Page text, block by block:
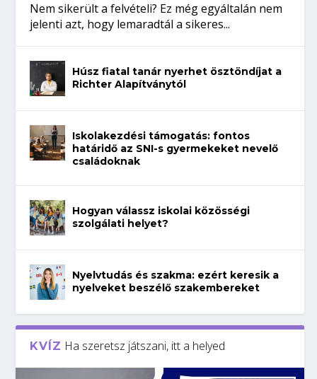
Nem sikerült a felvételi? Ez még egyáltalán nem
jelenti azt, hogy lemaradtál a sikeres...
Húsz fiatal tanár nyerhet ösztöndíjat a
Richter Alapítványtól
Iskolakezdési támogatás: fontos
határidő az SNI-s gyermekeket nevelő
családoknak
Hogyan válassz iskolai közösségi
szolgálati helyet?
Nyelvtudás és szakma: ezért keresik a
nyelveket beszélő szakembereket
KVÍZ Ha szeretsz játszani, itt a helyed